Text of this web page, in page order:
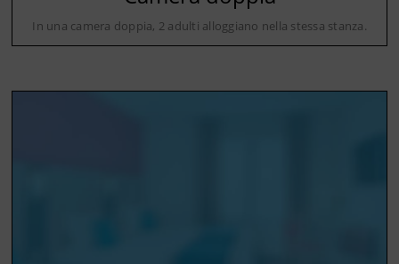
In una camera doppia, 2 adulti alloggiano nella stessa stanza.